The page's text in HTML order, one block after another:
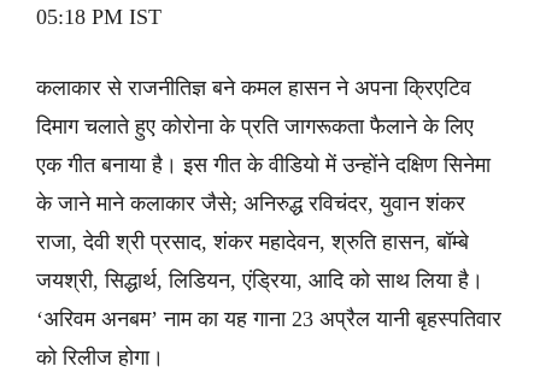
05:18 PM IST
कलाकार से राजनीतिज्ञ बने कमल हासन ने अपना क्रिएटिव
दिमाग चलाते हुए कोरोना के प्रति जागरूकता फैलाने के लिए
एक गीत बनाया है। इस गीत के वीडियो में उन्होंने दक्षिण सिनेमा
के जाने माने कलाकार जैसे; अनिरुद्ध रविचंदर, युवान शंकर
राजा, देवी श्री प्रसाद, शंकर महादेवन, श्रुति हासन, बॉम्बे
जयश्री, सिद्धार्थ, लिडियन, एंड्रिया, आदि को साथ लिया है।
‘अरिवम अनबम’ नाम का यह गाना 23 अप्रैल यानी बृहस्पतिवार
को रिलीज होगा।